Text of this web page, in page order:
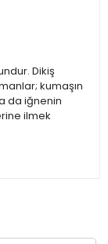
Dikiş
kumaşın
da iğnenin
ilmek